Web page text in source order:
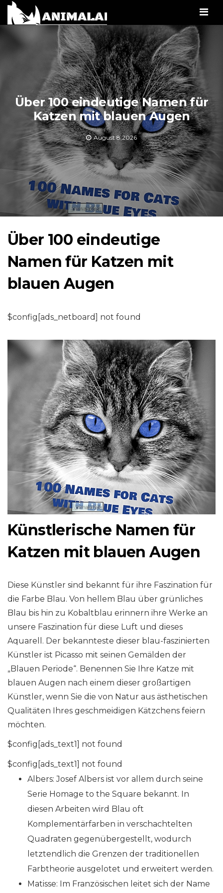
Über 100 eindeutige Namen für
Katzen mit blauen Augen
August 8,2026
Über 100 eindeutige
Namen für Katzen mit
blauen Augen
$config[ads_netboard] not found
Künstlerische Namen für
Katzen mit blauen Augen
Diese Künstler sind bekannt für ihre Faszination für
die Farbe Blau. Von hellem Blau über grünliches
Blau bis hin zu Kobaltblau erinnern ihre Werke an
unsere Faszination für diese Luft und dieses
Aquarell. Der bekannteste dieser blau-faszinierten
Künstler ist Picasso mit seinen Gemälden der
„Blauen Periode“. Benennen Sie Ihre Katze mit
blauen Augen nach einem dieser großartigen
Künstler, wenn Sie die von Natur aus ästhetischen
Qualitäten Ihres geschmeidigen Kätzchens feiern
möchten.
$config[ads_text1] not found
$config[ads_text1] not found
Albers: Josef Albers ist vor allem durch seine
Serie Homage to the Square bekannt. In
diesen Arbeiten wird Blau oft
Komplementärfarben in verschachtelten
Quadraten gegenübergestellt, wodurch
letztendlich die Grenzen der traditionellen
Farbtheorie ausgelotet und erweitert werden.
Matisse: Im Französischen leitet sich der Name